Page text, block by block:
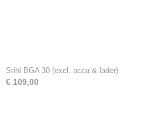
Stihl BGA 30 (excl. accu & lader)
€ 109,00